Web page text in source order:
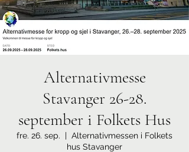
Alternativmesse
Stavanger 26-28.
september i Folkets Hus
fre. 26. sep.
  |
Alternativmessen i Folkets
hus Stavanger